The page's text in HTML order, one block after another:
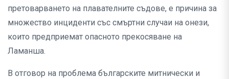
претоварването на плавателните съдове, е причина за
множество инциденти със смъртни случаи на онези,
които предприемат опасното прекосяване на
Ламанша.
В отговор на проблема българските митнически и